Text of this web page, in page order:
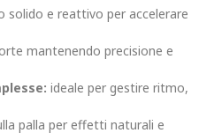
solido e reattivo per accelerare
mantenendo precisione e
ideale per gestire ritmo,
palla per effetti naturali e